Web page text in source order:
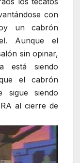
con
un cabrón
Aunque el
sin opinar,
está siendo
el cabrón
sigue siendo
al cierre de